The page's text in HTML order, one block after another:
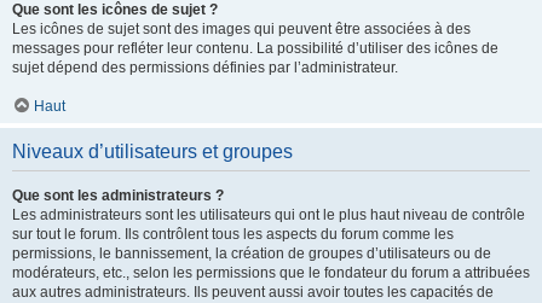
Que sont les icônes de sujet ?
Les icônes de sujet sont des images qui peuvent être associées à des
messages pour refléter leur contenu. La possibilité d’utiliser des icônes de
sujet dépend des permissions définies par l’administrateur.
Haut
Niveaux d’utilisateurs et groupes
Que sont les administrateurs ?
Les administrateurs sont les utilisateurs qui ont le plus haut niveau de contrôle
sur tout le forum. Ils contrôlent tous les aspects du forum comme les
permissions, le bannissement, la création de groupes d’utilisateurs ou de
modérateurs, etc., selon les permissions que le fondateur du forum a attribuées
aux autres administrateurs. Ils peuvent aussi avoir toutes les capacités de